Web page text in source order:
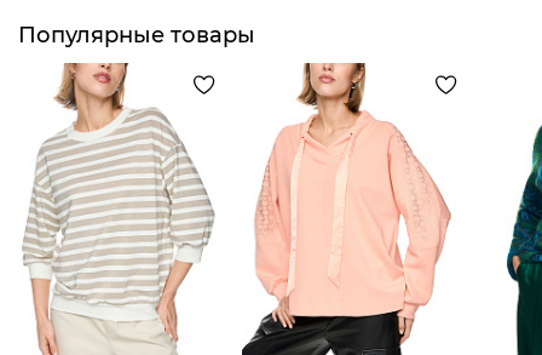
Самовывоз из пункта выдачи СДЭК
Популярные товары